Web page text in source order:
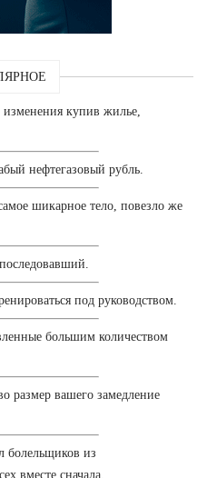
купив жилье,
нефтегазовый рубль.
шикарное тело, повезло же
под руководством.
большим количеством
размер вашего замедление
болельщиков из
вместе сначала.